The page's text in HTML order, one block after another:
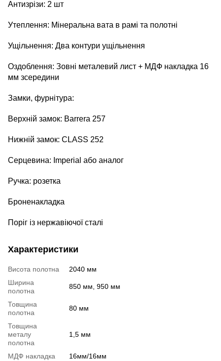
Антизрізи: 2 шт
Утеплення: Мінеральна вата в рамі та полотні
Ущільнення: Два контури ущільнення
Оздоблення: Зовні металевий лист + МДФ накладка 16
мм зсередини
Замки, фурнітура:
Верхній замок: Barrera 257
Нижній замок: CLASS 252
Серцевина: Imperial або аналог
Ручка: розетка
Броненакладка
Поріг із нержавіючої сталі
Характеристики
Висота полотна
2040 мм
Ширина
полотна
850 мм, 950 мм
Товщина
полотна
80 мм
Товщина
металу
полотна
1,5 мм
МДФ накладка
16мм/16мм